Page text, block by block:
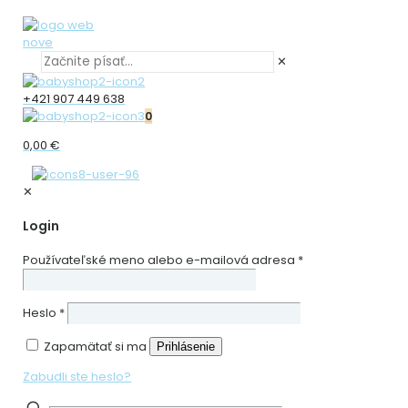
✕
+421 907 449 638
0
0,00 €
✕
Login
Používateľské meno alebo e-mailová adresa *
Heslo *
Zapamätať si ma
Prihlásenie
Zabudli ste heslo?